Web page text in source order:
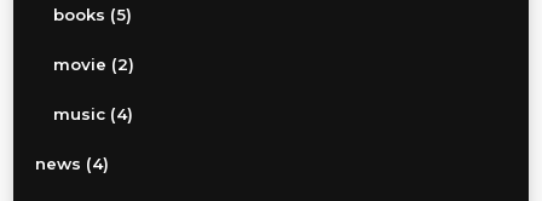
books (5)
movie (2)
music (4)
news (4)